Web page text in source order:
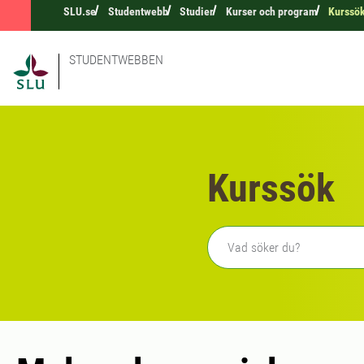
SLU.se Studentwebb Studier Kurser och program
STUDENTWEBBEN
Kurssök
Fritext sökning